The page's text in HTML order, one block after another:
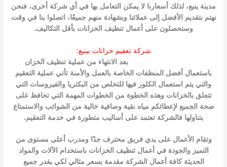
مدينة ينبع، لذلك أسعارنا لا يمكن التعامل بها في أي شركة أخرى، فنحن
نهتم بتقديم الأفضل إلى عملائنا وبشهادة منهم جميعًا، اتصلوا بنا في وقت
وستحصلون على أعمال تنظيف الخزانات بأقل التكاليف.
شركة تعقيم خزانات بينبع:
بعد الانتهاء من عملية تنظيف الخزان
باستعمال أفضل المنظفات الخاصة بالعمل والأمنة تأتي عملية التعقيم
والتي يتم استعمال الكلور فيها للتخلص من البكتريا والفيروسات التي
تتعلق بالخزانات وهذه الخطوة من الخطوات المهمة التي تحافظ على
صحة الجميع لإعطائكم مياه نقية وصافية خالية من الشوائب والاستمتاع
بتناولها فالشركة تعتمد على أساليب متطورة في خدمة التعقيم.
وتقام الأعمال على يدي فريق محترف جدًا ومدرب أعلى مستوى من
التميز والجودة في أعمال تنظيف الخزانات باستخدام الآلات والمواد
الحديثة كافة أعمال الشركة مقدمة بسعر مثالي لكي يقدر جميع